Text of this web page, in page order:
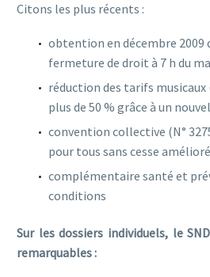
Citons les plus récents :
obtention en décembre 2009
fermeture de droit à 7 h du
réduction des tarifs musicaux
plus de 50 % grâce à un
convention collective (N°
pour tous sans cesse
complémentaire santé et
conditions
Sur les dossiers individuels, le
remarquables :